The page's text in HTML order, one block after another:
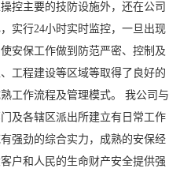
控主要的技防设施外，还在公司
实行24小时实时监控，一旦出现
安保工作做到防范严密、控制及
工程建设等区域等取得了良好的
工作流程及管理模式。 我公司与
及各辖区派出所建立有日常工作
强劲的综合实力，成熟的安保经
户和人民的生命财产安全提供强